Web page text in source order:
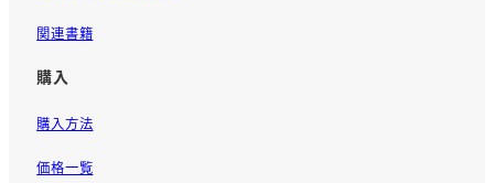
関連書籍
購入
購入方法
価格一覧